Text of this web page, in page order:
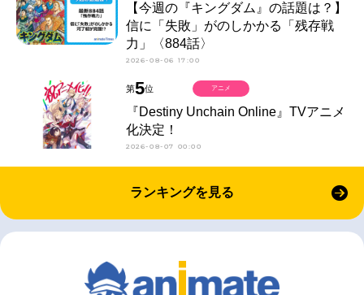
【今週の『キングダム』の話題は？】
信に「失敗」がのしかかる「残存戦
力」〈884話〉
2026-08-06 17:00
第5位
『Destiny Unchain Online』TVアニメ
化決定！
2026-08-07 00:00
アニメ
ランキングを見る